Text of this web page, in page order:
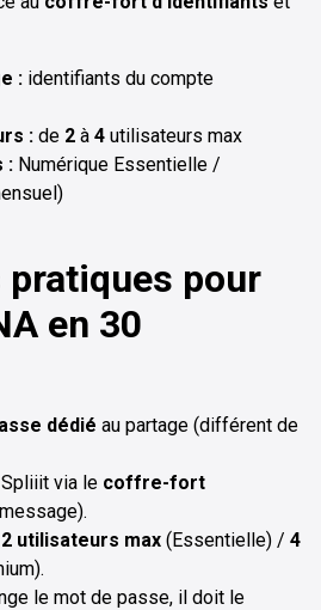
: identifiants du compte
: de 2 à 4 utilisateurs max
: Numérique Essentielle /
pratiques pour
en 30
dédié au partage (différent de
via le coffre-fort
2 utilisateurs max (Essentielle) / 4
le mot de passe, il doit le